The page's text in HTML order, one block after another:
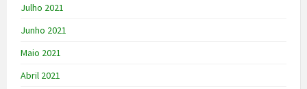
Julho 2021
Junho 2021
Maio 2021
Abril 2021